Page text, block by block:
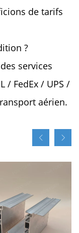
de tarifs
?
services
/ FedEx / UPS /
aérien.